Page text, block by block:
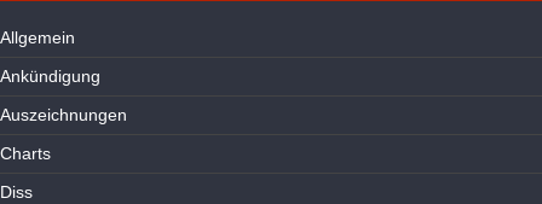
Allgemein
Ankündigung
Auszeichnungen
Charts
Diss